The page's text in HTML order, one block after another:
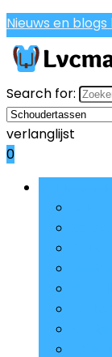
Nieuws en blogs
Search for:
verlanglijst
0